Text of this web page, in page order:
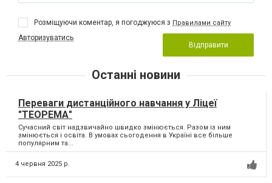
Розміщуючи коментар, я погоджуюся з Правилами сайту
Авторизуватись
Відправити
Останні новини
Переваги дистанційного навчання у Ліцеї
"ТЕОРЕМА"
Сучасний світ надзвичайно швидко змінюється. Разом із ним
змінюється і освіта. В умовах сьогодення в Україні все більше
популярним та...
4 червня 2025 р.